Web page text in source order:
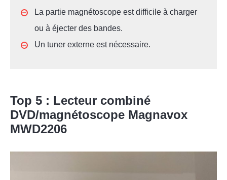
La partie magnétoscope est difficile à charger
ou à éjecter des bandes.
Un tuner externe est nécessaire.
Top 5 : Lecteur combiné
DVD/magnétoscope Magnavox
MWD2206